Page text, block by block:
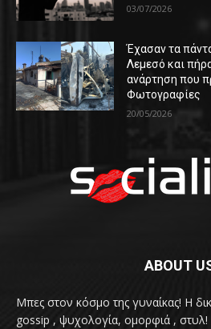
03/07/2026
Έχασαν τα
Λεμεσό και
ανάρτηση που
Φωτογραφίες
20/05/2026
ABOUT
Μπες στον κόσμο της γυναίκας! H
gossip , ψυχολογία, ομορφιά , στυλ!